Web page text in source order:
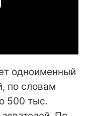
одноименный
по словам
500 тыс.